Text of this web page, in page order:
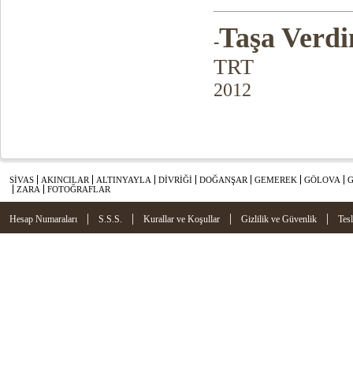
-Taşa
TRT
2012
SİVAS AKINCILAR ALTINYAYLA DİVRİĞİ DOĞANŞAR GEMEREK GÖLOVA
ZARA
FOTOĞRAFLAR
Hesap Numaraları | S.S.S. | Kurallar ve Koşullar | Gizlilik ve Güvenlik |